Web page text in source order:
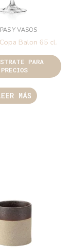
Y VASOS
Balon 65 cl.
PARA
PRECIOS
MÁS